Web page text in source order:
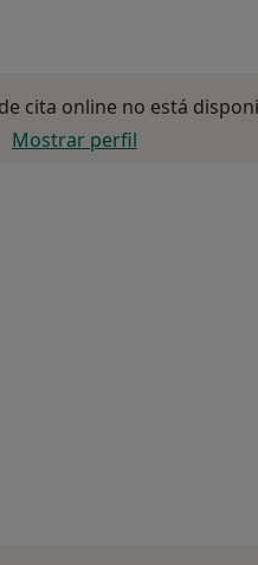
cita online no está
Mostrar perfil